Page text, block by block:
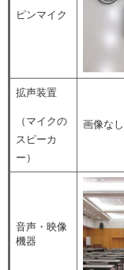
ピンマイク
拡声装置
（マイクの
スピーカ
ー）
画像なし
音声・映像
機器